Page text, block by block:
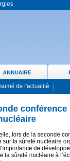
ANNUAIRE
de l'actualité
conférence
lors de la seconde
sur la sûreté nucléaire
l’importance de
la sûreté nucléaire à